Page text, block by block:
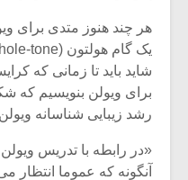
هر چند هنوز متدی برای
برای ویولن بنویسیم که
رشد زیبایی شناسانه
«در رابطه با تدریس ویولن
آنگونه که عموما انتظار